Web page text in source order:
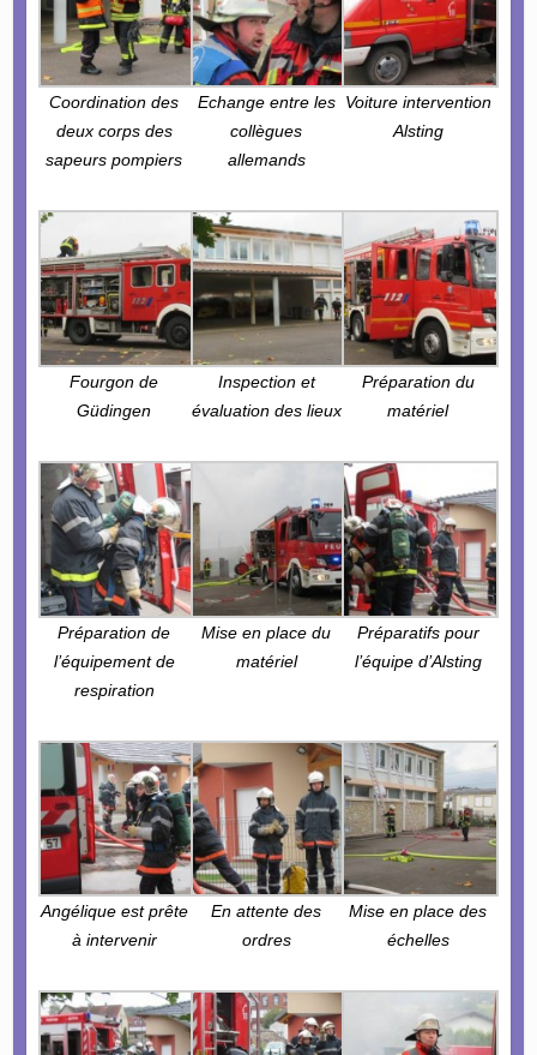
Coordination des
deux corps des
sapeurs pompiers
Echange entre les
collègues
allemands
Voiture intervention
Alsting
Fourgon de
Güdingen
Inspection et
évaluation des lieux
Préparation du
matériel
Préparation de
l’équipement de
respiration
Mise en place du
matériel
Préparatifs pour
l’équipe d’Alsting
Angélique est prête
à intervenir
En attente des
ordres
Mise en place des
échelles